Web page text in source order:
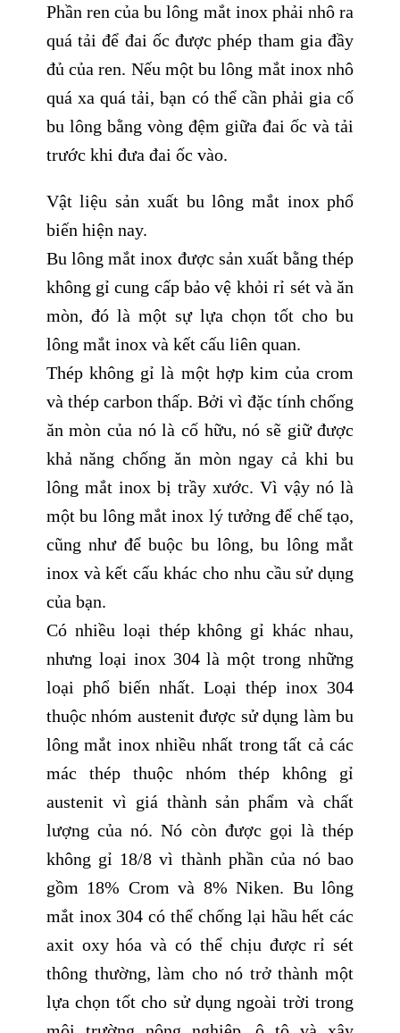
Phần ren của bu lông mắt inox phải nhô ra
quá tải để đai ốc được phép tham gia đầy
đủ của ren. Nếu một bu lông mắt inox nhô
quá xa quá tải, bạn có thể cần phải gia cố
bu lông bằng vòng đệm giữa đai ốc và tải
trước khi đưa đai ốc vào.
Vật liệu sản xuất bu lông mắt inox phổ
biến hiện nay.
Bu lông mắt inox được sản xuất bằng thép
không gỉ cung cấp bảo vệ khỏi rỉ sét và ăn
mòn, đó là một sự lựa chọn tốt cho bu
lông mắt inox và kết cấu liên quan.
Thép không gỉ là một hợp kim của crom
và thép carbon thấp. Bởi vì đặc tính chống
ăn mòn của nó là cố hữu, nó sẽ giữ được
khả năng chống ăn mòn ngay cả khi bu
lông mắt inox bị trầy xước. Vì vậy nó là
một bu lông mắt inox lý tưởng để chế tạo,
cũng như để buộc bu lông, bu lông mắt
inox và kết cấu khác cho nhu cầu sử dụng
của bạn.
Có nhiều loại thép không gỉ khác nhau,
nhưng loại inox 304 là một trong những
loại phổ biến nhất. Loại thép inox 304
thuộc nhóm austenit được sử dụng làm bu
lông mắt inox nhiều nhất trong tất cả các
mác thép thuộc nhóm thép không gỉ
austenit vì giá thành sản phẩm và chất
lượng của nó. Nó còn được gọi là thép
không gỉ 18/8 vì thành phần của nó bao
gồm 18% Crom và 8% Niken. Bu lông
mắt inox 304 có thể chống lại hầu hết các
axit oxy hóa và có thể chịu được rỉ sét
thông thường, làm cho nó trở thành một
lựa chọn tốt cho sử dụng ngoài trời trong